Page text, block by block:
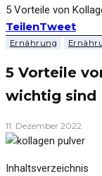
5 Vorteile von
TeilenTweet
Ernährung
5 Vorteile
wichtig sind
11. Dezember 2022
Inhaltsverzeichnis